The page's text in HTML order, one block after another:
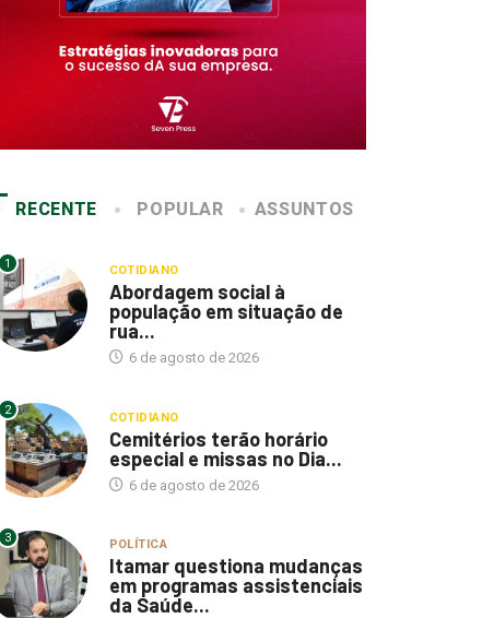
RECENTE POPULAR ASSUNTOS
1 COTIDIANO
Abordagem social à
população em situação de
rua...
6 de agosto de 2026
2 COTIDIANO
Cemitérios terão horário
especial e missas no Dia...
6 de agosto de 2026
3 POLÍTICA
Itamar questiona mudanças
em programas assistenciais
da Saúde...